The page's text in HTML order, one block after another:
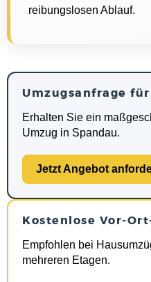
reibungslosen Ablauf.
Umzugsanfrage
Erhalten Sie ein
Umzug in Spandau.
Jetzt Angebot
Kostenlose Vor-
Empfohlen bei
mehreren Etagen.